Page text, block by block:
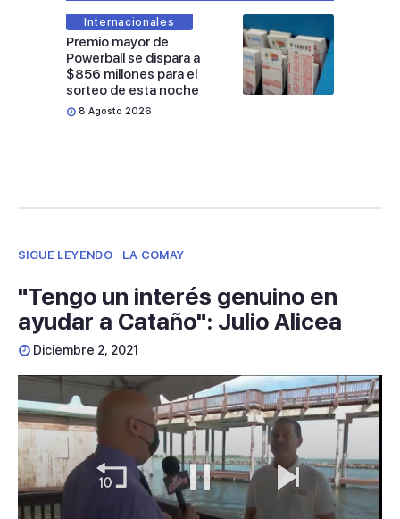
Internacionales
Premio mayor de
Powerball se dispara a
$856 millones para el
sorteo de esta noche
8 Agosto 2026
SIGUE LEYENDO · LA COMAY
"Tengo un interés genuino en
ayudar a Cataño": Julio Alicea
Diciembre 2, 2021